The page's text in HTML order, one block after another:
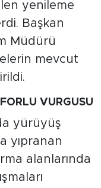
yenileme
Başkan
Müdürü
mevcut
VURGUSU
yürüyüş
yıpranan
alanlarında